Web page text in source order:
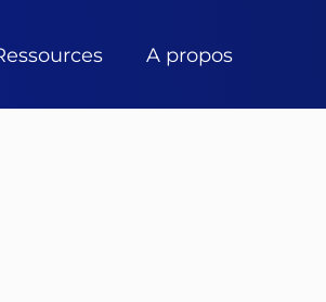
A propos